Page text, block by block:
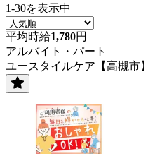
1-30を表示中
平均時給1,780円
アルバイト・パート
ユースタイルケア【高槻市